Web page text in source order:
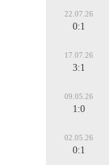
22.07.26
0:1
17.07.26
3:1
09.05.26
1:0
02.05.26
0:1